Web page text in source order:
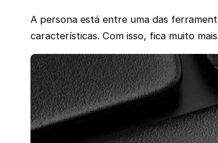
A persona está entre uma das
características. Com isso, fica muito